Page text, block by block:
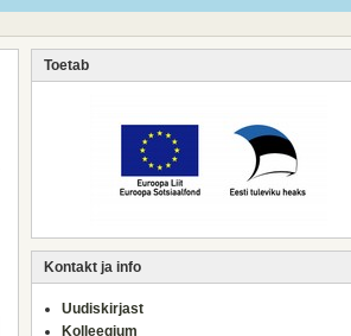
Toetab
Kontakt ja info
Uudiskirjast
Kolleegium